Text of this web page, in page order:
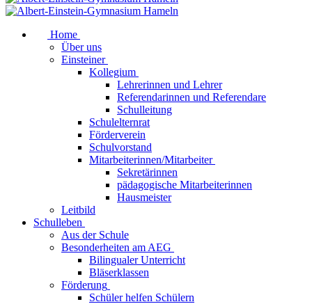
Home
Über uns
Einsteiner
Kollegium
Lehrerinnen und Lehrer
Referendarinnen und Referendare
Schulleitung
Schulelternrat
Förderverein
Schulvorstand
Mitarbeiterinnen/Mitarbeiter
Sekretärinnen
pädagogische Mitarbeiterinnen
Hausmeister
Leitbild
Schulleben
Aus der Schule
Besonderheiten am AEG
Bilingualer Unterricht
Bläserklassen
Förderung
Schüler helfen Schülern